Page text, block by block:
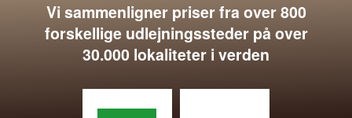
Vi sammenligner priser fra over 800
forskellige udlejningssteder på over
30.000 lokaliteter i verden